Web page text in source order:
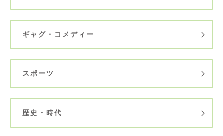
ギャグ・コメディー
スポーツ
歴史・時代